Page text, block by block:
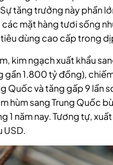
tăng trưởng này phần
mặt hàng tươi sống
dùng cao cấp trong
kim ngạch xuất khẩu
gần 1.800 tỷ đồng),
Quốc và tăng gấp 9 lần
hùm sang Trung Quốc
1 năm nay. Tương tự,
USD.